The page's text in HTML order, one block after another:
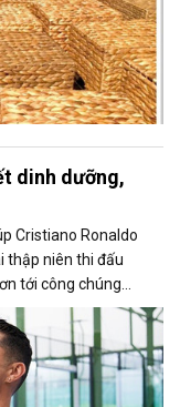
dinh dưỡng,
Cristiano Ronaldo
thập niên thi đấu
tới công chúng
do Herbalife